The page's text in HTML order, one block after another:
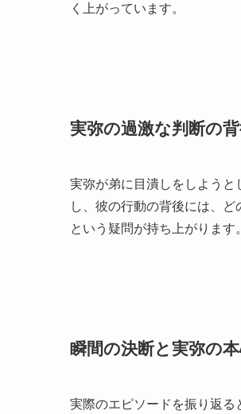
く上がっています。
実弥の過激な判断の
実弥が弟に目潰しをしよう
し、彼の行動の背後には、
という疑問が持ち上がります。
瞬間の決断と実弥の
実際のエピソードを振り返